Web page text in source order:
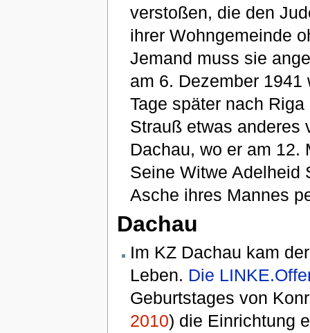
verstoßen, die den
ihrer Wohngemeinde
Jemand muss sie
am 6. Dezember
Tage später nach
Strauß etwas anderes
Dachau, wo er am 12.
Seine Witwe Adelheid
Asche ihres Mannes
Dachau
Im KZ Dachau kam
Leben. Die
Geburtstages von
2010) die Einrichtung